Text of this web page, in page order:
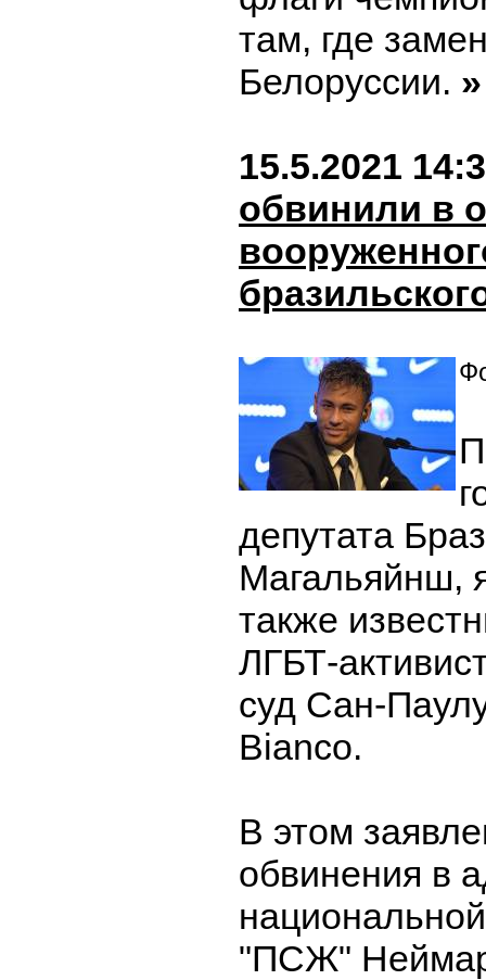
там, где
Белоруссии. »
15.5.2021
обвинили в
депутата
Магальяйнш,
также
ЛГБТ-
суд Сан-
Bianco.
В этом
обвинения в
"ПСЖ"